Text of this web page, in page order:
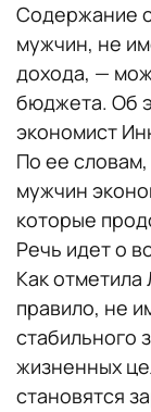
Содержание
мужчин, не
дохода, —
бюджета. Об
экономист
По ее
мужчин
которые
Речь идет о
Как
правило, не
стабильного
жизненных
становятся